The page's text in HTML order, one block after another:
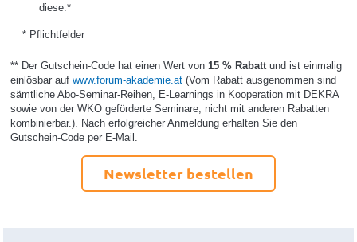
diese.*
* Pflichtfelder
** Der Gutschein-Code hat einen Wert von 15 % Rabatt und ist einmalig
einlösbar auf www.forum-akademie.at(Vom Rabatt ausgenommen sind
sämtliche Abo-Seminar-Reihen, E-Learnings in Kooperation mit DEKRA
sowie von der WKO geförderte Seminare; nicht mit anderen Rabatten
kombinierbar.). Nach erfolgreicher Anmeldung erhalten Sie den
Gutschein-Code per E-Mail.
Newsletter bestellen